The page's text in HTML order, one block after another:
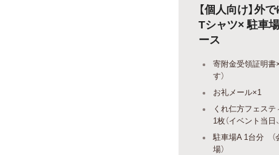
【個人向け】外
Tシャツ× 駐車
ース
寄附金受領証明書
す）
お礼メール×1
くれ仁方フェス
1枚（イベント当日
駐車場A 1台分 （
場）